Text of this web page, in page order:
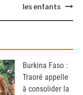
les enfants
Burkina Faso :
Traoré appelle
à consolider la